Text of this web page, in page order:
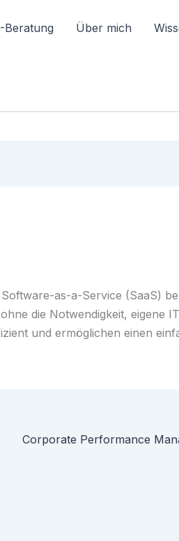
Beratung Über mich
as-a-Service (SaaS)
die Notwendigkeit, eigene
und ermöglichen einen
Corporate Performance